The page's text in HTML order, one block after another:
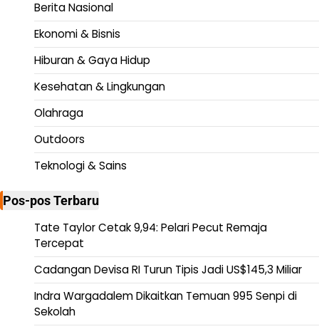
Berita Nasional
Ekonomi & Bisnis
Hiburan & Gaya Hidup
Kesehatan & Lingkungan
Olahraga
Outdoors
Teknologi & Sains
Pos-pos Terbaru
Tate Taylor Cetak 9,94: Pelari Pecut Remaja
Tercepat
Cadangan Devisa RI Turun Tipis Jadi US$145,3 Miliar
Indra Wargadalem Dikaitkan Temuan 995 Senpi di
Sekolah